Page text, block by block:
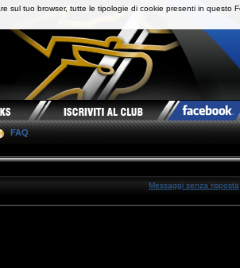
FAQ
Messaggi senza risposta
sul tuo browser, tutte le tipologie di cookie presenti in questo